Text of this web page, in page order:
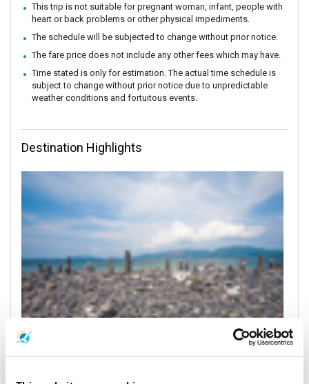
This trip is not suitable for pregnant woman, infant, people with
heart or back problems or other physical impediments.
The schedule will be subjected to change without prior notice.
The fare price does not include any other fees which may have.
Time stated is only for estimation. The actual time schedule is
subject to change without prior notice due to unpredictable
weather conditions and fortuitous events.
Destination Highlights
Satun